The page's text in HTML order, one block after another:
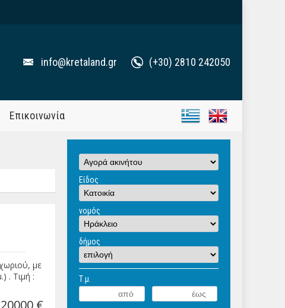
info@kretaland.gr (+30) 2810 242050
Επικοινωνία
με
. Τιμή :
20000 €
Είδος
νομός
δήμος
Τ.μ.